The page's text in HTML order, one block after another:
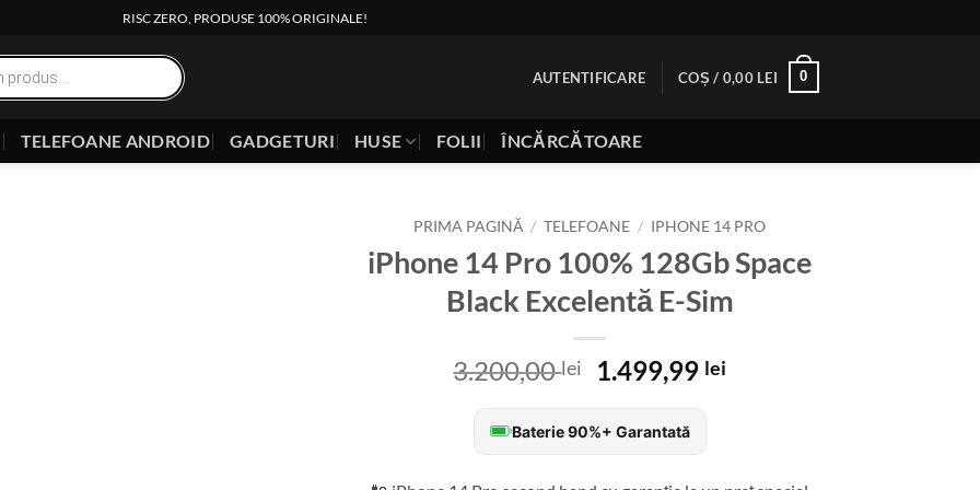
RISC ZERO, PRODUSE 100% ORIGINALE!
AUTENTIFICARE COȘ / 0,00 LEI 0
TELEFOANE ANDROID GADGETURI HUSE FOLII ÎNCĂRCĂTOARE
PRIMA PAGINĂ / TELEFOANE / IPHONE 14 PRO
iPhone 14 Pro 100% 128Gb Space
Black Excelentă E-Sim
3.200,00lei
Prețul
a
fost:
1.499,99 leiPrețul
Baterie 90%+ Garantată